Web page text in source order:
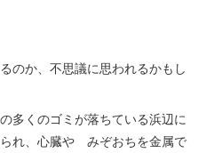
のか、不思議に思われるかもし
多くのゴミが落ちている浜辺に
れ、心臓や みぞおちを金属で